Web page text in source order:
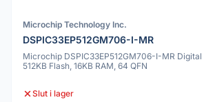
Microchip Technology Inc.
DSPIC33EP512GM706-I-MR
Microchip DSPIC33EP512GM706-I-MR
512KB Flash, 16KB RAM, 64 QFN
Slut i lager